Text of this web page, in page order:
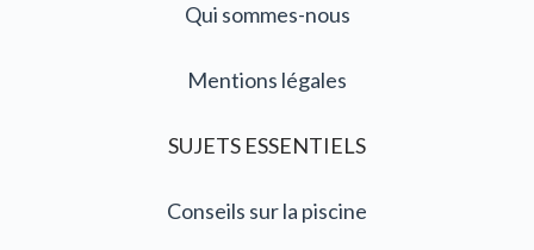
Qui sommes-nous
Mentions légales
SUJETS ESSENTIELS
Conseils sur la piscine